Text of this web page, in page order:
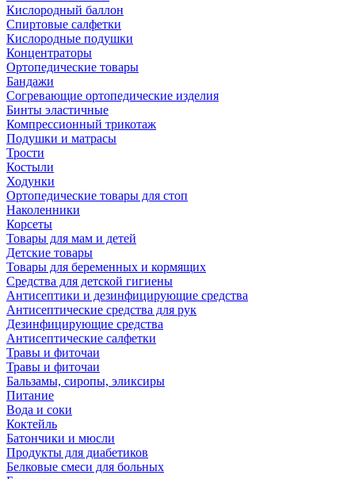
Кислородный баллон
Спиртовые салфетки
Кислородные подушки
Концентраторы
Ортопедические товары
Бандажи
Согревающие ортопедические изделия
Бинты эластичные
Компрессионный трикотаж
Подушки и матрасы
Трости
Костыли
Ходунки
Ортопедические товары для стоп
Наколенники
Корсеты
Товары для мам и детей
Детские товары
Товары для беременных и кормящих
Средства для детской гигиены
Антисептики и дезинфицирующие средства
Антисептические средства для рук
Дезинфицирующие средства
Антисептические салфетки
Травы и фиточаи
Травы и фиточаи
Бальзамы, сиропы, эликсиры
Питание
Вода и соки
Коктейль
Батончики и мюсли
Продукты для диабетиков
Белковые смеси для больных